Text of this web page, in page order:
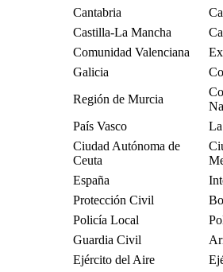
Cantabria
Castilla-La Mancha
Comunidad Valenciana
Galicia
Región de Murcia
País Vasco
Ciudad Autónoma de
Ceuta
España
Protección Civil
Policía Local
Guardia Civil
Ejército del Aire